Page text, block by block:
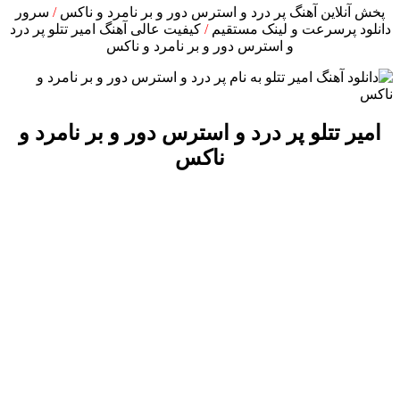
پخش آنلاین آهنگ پر درد و استرس دور و بر نامرد و ناکس/ سرور
دانلود پرسرعت و لینک مستقیم/ کیفیت عالی آهنگ امیر تتلو پر درد
و استرس دور و بر نامرد و ناکس
امیر تتلو پر درد و استرس دور و بر نامرد و
ناکس